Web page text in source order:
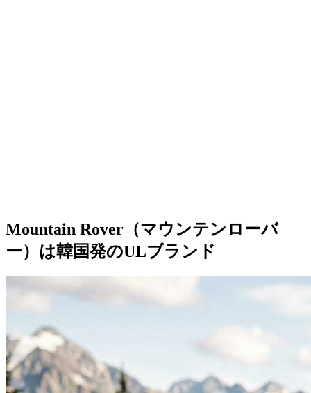
Mountain Rover（マウンテンローバ
ー）は韓国発のULブランド